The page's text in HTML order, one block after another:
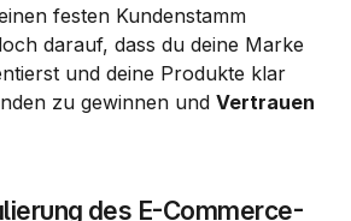
festen Kundenstamm
darauf, dass du deine Marke
und deine Produkte klar
zu gewinnen und Vertrauen
des E-Commerce-